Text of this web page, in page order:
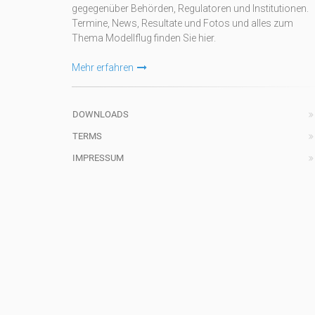
gegegenüber Behörden, Regulatoren und Institutionen.
Termine, News, Resultate und Fotos und alles zum
Thema Modellflug finden Sie hier.
Mehr erfahren
DOWNLOADS
TERMS
IMPRESSUM